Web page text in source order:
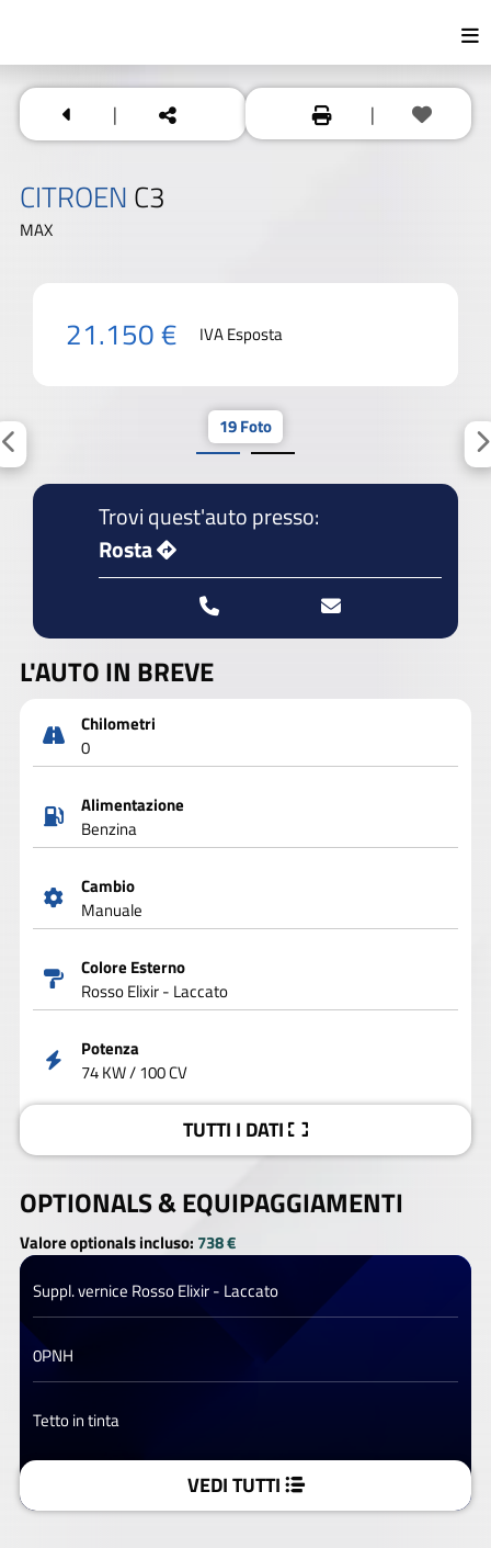
| |
CITROEN C3
MAX
21.150 € IVA Esposta
19 Foto
Trovi quest'auto presso:
Rosta
L'AUTO IN BREVE
Chilometri
0
Alimentazione
Benzina
Cambio
Manuale
Colore Esterno
Rosso Elixir - Laccato
Potenza
74 KW / 100 CV
TUTTI I DATI
OPTIONALS &EQUIPAGGIAMENTI
Valore optionals incluso: 738 €
Suppl. vernice Rosso Elixir - Laccato
0PNH
Tetto in tinta
VEDI TUTTI